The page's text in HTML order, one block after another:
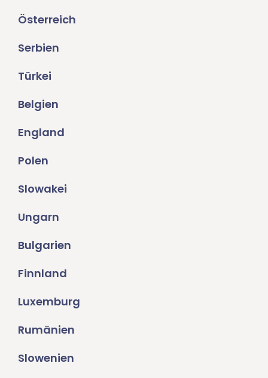
Österreich
Serbien
Türkei
Belgien
England
Polen
Slowakei
Ungarn
Bulgarien
Finnland
Luxemburg
Rumänien
Slowenien